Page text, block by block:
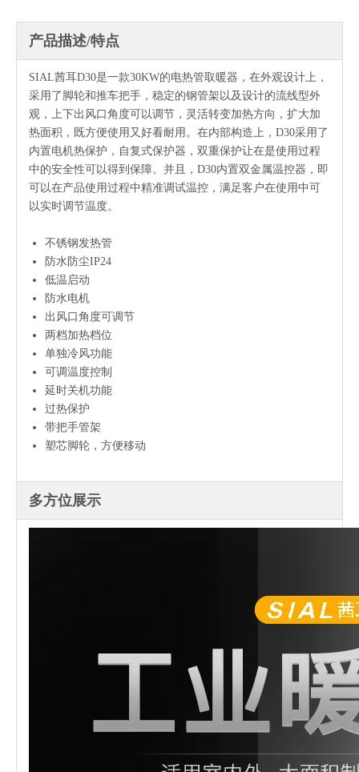
产品描述/特点
SIAL茜耳D30是一款30KW的电热管取暖器，在外观设计上，
采用了脚轮和推车把手，稳定的钢管架以及设计的流线型外
观，上下出风口角度可以调节，灵活转变加热方向，扩大加
热面积，既方便使用又好看耐用。在内部构造上，D30采用了
内置电机热保护，自复式保护器，双重保护让在是使用过程
中的安全性可以得到保障。并且，D30内置双金属温控器，即
可以在产品使用过程中精准调试温控，满足客户在使用中可
以实时调节温度。
不锈钢发热管
防水防尘IP24
低温启动
防水电机
出风口角度可调节
两档加热档位
单独冷风功能
可调温度控制
延时关机功能
过热保护
带把手管架
塑芯脚轮，方便移动
多方位展示